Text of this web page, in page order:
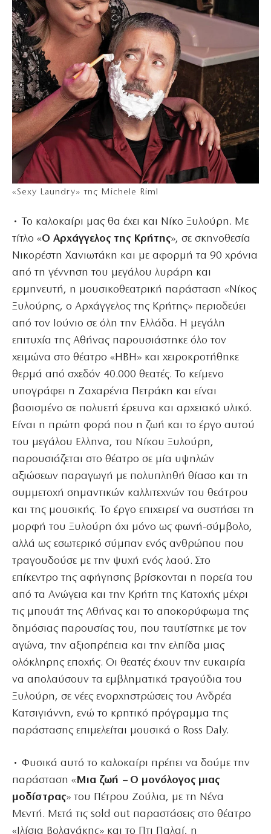
«Sexy Laundry» της Michele Riml
• Το καλοκαίρι μας θα έχει και Νίκο Ξυλούρη. Με
τίτλο «Ο Αρχάγγελος της Κρήτης», σε σκηνοθεσία
Νικορέστη Χανιωτάκη και με αφορμή τα 90 χρόνια
από τη γέννηση του μεγάλου λυράρη και
ερμηνευτή, η μουσικοθεατρική παράσταση «Νίκος
Ξυλούρης, ο Αρχάγγελος της Κρήτης» περιοδεύει
από τον Ιούνιο σε όλη την Ελλάδα. Η μεγάλη
επιτυχία της Αθήνας παρουσιάστηκε όλο τον
χειμώνα στο θέατρο «ΗΒΗ» και χειροκροτήθηκε
θερμά από σχεδόν 40.000 θεατές. Το κείμενο
υπογράφει η Ζαχαρένια Πετράκη και είναι
βασισμένο σε πολυετή έρευνα και αρχειακό υλικό.
Είναι η πρώτη φορά που η ζωή και το έργο αυτού
του μεγάλου Ελληνα, του Νίκου Ξυλούρη,
παρουσιάζεται στο θέατρο σε μία υψηλών
αξιώσεων παραγωγή με πολυπληθή θίασο και τη
συμμετοχή σημαντικών καλλιτεχνών του θεάτρου
και της μουσικής. Το έργο επιχειρεί να συστήσει τη
μορφή του Ξυλούρη όχι μόνο ως φωνή-σύμβολο,
αλλά ως εσωτερικό σύμπαν ενός ανθρώπου που
τραγουδούσε με την ψυχή ενός λαού. Στο
επίκεντρο της αφήγησης βρίσκονται η πορεία του
από τα Ανώγεια και την Κρήτη της Κατοχής μέχρι
τις μπουάτ της Αθήνας και το αποκορύφωμα της
δημόσιας παρουσίας του, που ταυτίστηκε με τον
αγώνα, την αξιοπρέπεια και την ελπίδα μιας
ολόκληρης εποχής. Οι θεατές έχουν την ευκαιρία
να απολαύσουν τα εμβληματικά τραγούδια του
Ξυλούρη, σε νέες ενορχηστρώσεις του Ανδρέα
Κατσιγιάννη, ενώ το κρητικό πρόγραμμα της
παράστασης επιμελείται μουσικά ο Ross Daly.
• Φυσικά αυτό το καλοκαίρι πρέπει να δούμε την
παράσταση «Μια ζωή – Ο μονόλογος μιας
μοδίστρας» του Πέτρου Ζούλια, με τη Νένα
Μεντή. Μετά τις sold out παραστάσεις στο θέατρο
«Ιλίσια Βολανάκης» και το Πτι Παλαί, η